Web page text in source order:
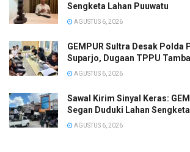
Sengketa Lahan Puuwatu
AGUSTUS 6, 2026
GEMPUR Sultra Desak Polda
Suparjo, Dugaan TPPU
AGUSTUS 6, 2026
Sawal Kirim Sinyal Keras:
Segan Duduki Lahan
AGUSTUS 6, 2026